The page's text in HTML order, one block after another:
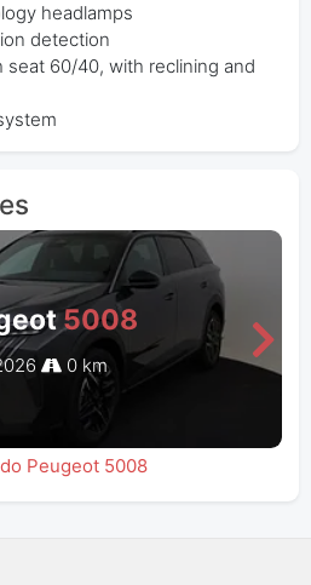
headlamps
detection
seat 60/40, with reclining and
5008
0 km
Peugeot 5008